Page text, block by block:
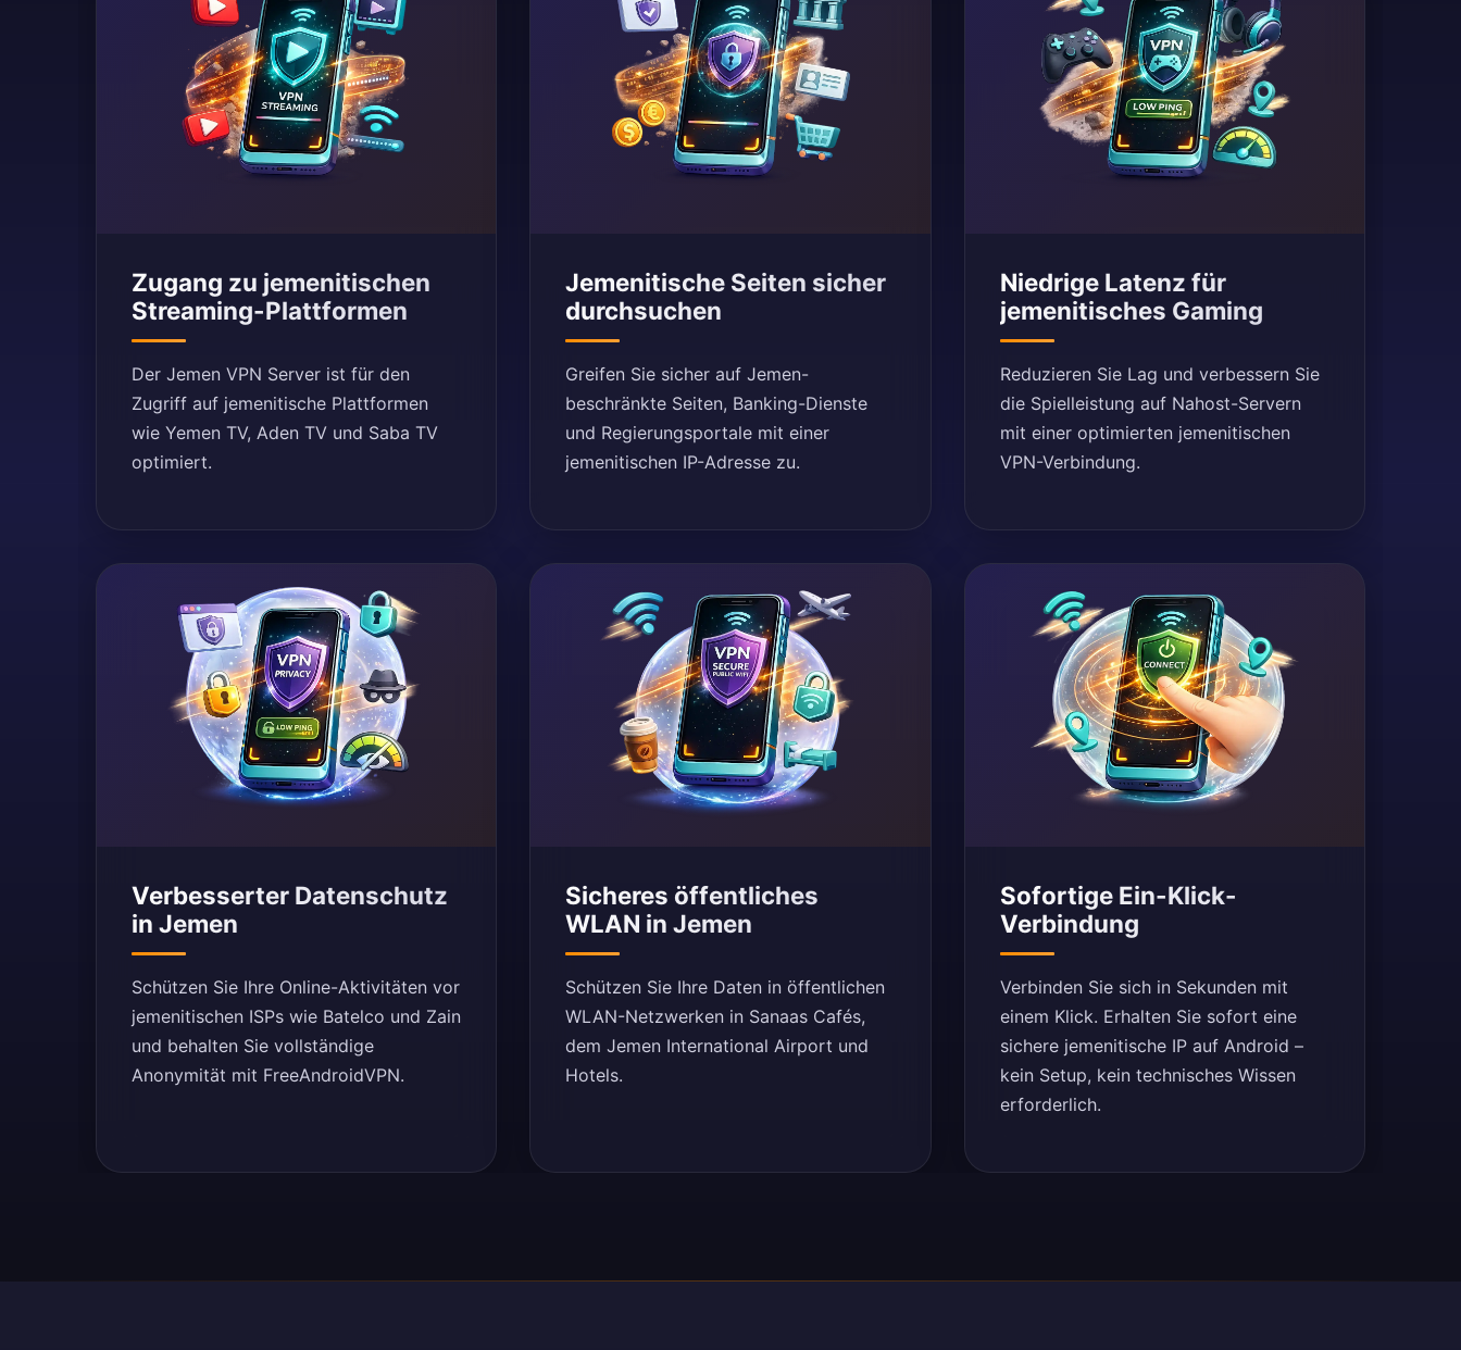
Zugang zu jemenitischen
Streaming-Plattformen
Der Jemen VPN Server ist für den
Zugriff auf jemenitische Plattformen
wie Yemen TV, Aden TV und Saba TV
optimiert.
Jemenitische Seiten sicher
durchsuchen
Greifen Sie sicher auf Jemen-
beschränkte Seiten, Banking-Dienste
und Regierungsportale mit einer
jemenitischen IP-Adresse zu.
Niedrige Latenz für
jemenitisches Gaming
Reduzieren Sie Lag und verbessern Sie
die Spielleistung auf Nahost-Servern
mit einer optimierten jemenitischen
VPN-Verbindung.
Verbesserter Datenschutz
in Jemen
Schützen Sie Ihre Online-Aktivitäten vor
jemenitischen ISPs wie Batelco und Zain
und behalten Sie vollständige
Anonymität mit FreeAndroidVPN.
Sicheres öffentliches
WLAN in Jemen
Schützen Sie Ihre Daten in öffentlichen
WLAN-Netzwerken in Sanaas Cafés,
dem Jemen International Airport und
Hotels.
Sofortige Ein-Klick-
Verbindung
Verbinden Sie sich in Sekunden mit
einem Klick. Erhalten Sie sofort eine
sichere jemenitische IP auf Android –
kein Setup, kein technisches Wissen
erforderlich.